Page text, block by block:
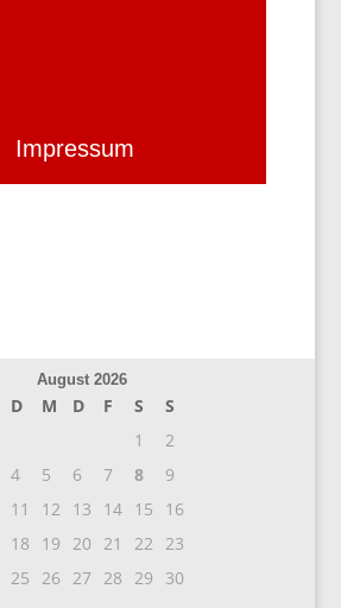
Impressum
August 2026
D M D F S
S
1
2
4 5 6 7 8
9
11 12 13 14 15
16
18 19 20 21 22 23
25 26 27 28 29
30